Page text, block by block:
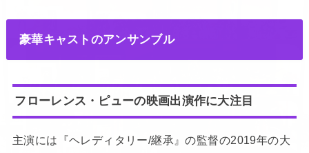
豪華キャストのアンサンブル
フローレンス・ピューの映画出演作に大注目
主演には『ヘレディタリー/継承』の監督の2019年の大